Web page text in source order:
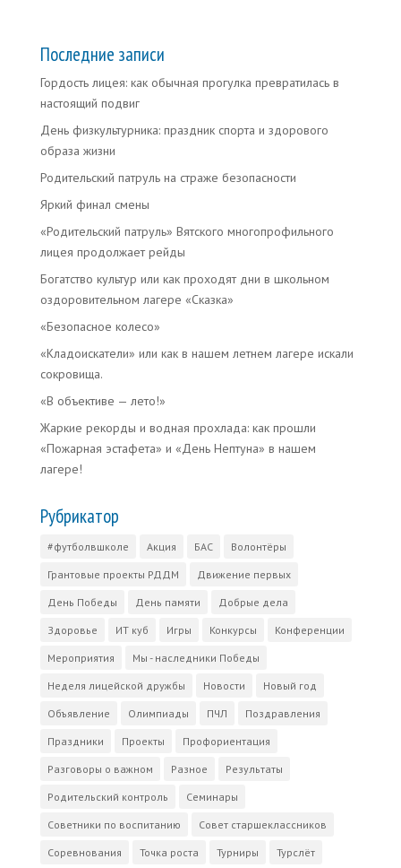
Последние записи
Гордость лицея: как обычная прогулка превратилась в
настоящий подвиг
День физкультурника: праздник спорта и здорового
образа жизни
Родительский патруль на страже безопасности
Яркий финал смены
«Родительский патруль» Вятского многопрофильного
лицея продолжает рейды
Богатство культур или как проходят дни в школьном
оздоровительном лагере «Сказка»
«Безопасное колесо»
«Кладоискатели» или как в нашем летнем лагере искали
сокровища.
«В объективе — лето!»
Жаркие рекорды и водная прохлада: как прошли
«Пожарная эстафета» и «День Нептуна» в нашем
лагере!
Рубрикатор
#футболвшколе Акция БАС Волонтёры
Грантовые проекты РДДМ Движение первых
День Победы День памяти Добрые дела
Здоровье ИТ куб Игры Конкурсы Конференции
Мероприятия Мы - наследники Победы
Неделя лицейской дружбы Новости Новый год
Объявление Олимпиады ПЧЛ Поздравления
Праздники Проекты Профориентация
Разговоры о важном Разное Результаты
Родительский контроль Семинары
Советники по воспитанию Совет старшеклассников
Соревнования Точка роста Турниры Турслёт